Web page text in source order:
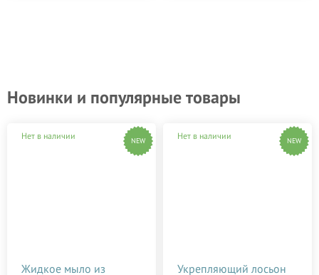
Новинки и популярные товары
Нет в наличии NEW
Жидкое мыло из
Нет в наличии NEW
Укрепляющий лосьон